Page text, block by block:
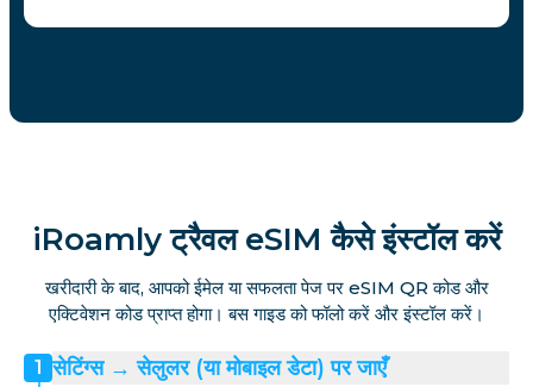
iRoamly ट्रैवल eSIM कैसे इंस्टॉल करें
खरीदारी के बाद, आपको ईमेल या सफलता पेज पर eSIM QR कोड और
एक्टिवेशन कोड प्राप्त होगा। बस गाइड को फॉलो करें और इंस्टॉल करें।
1 सेटिंग्स → सेलुलर (या मोबाइल डेटा) पर जाएँ